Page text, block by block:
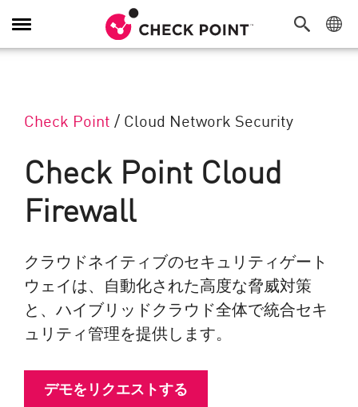
Toggle Navigation
Check Point / Cloud Network Security
Check Point Cloud
Firewall
クラウドネイティブのセキュリティゲート
ウェイは、自動化された高度な脅威対策
と、ハイブリッドクラウド全体で統合セキ
ュリティ管理を提供します。
デモをリクエストする